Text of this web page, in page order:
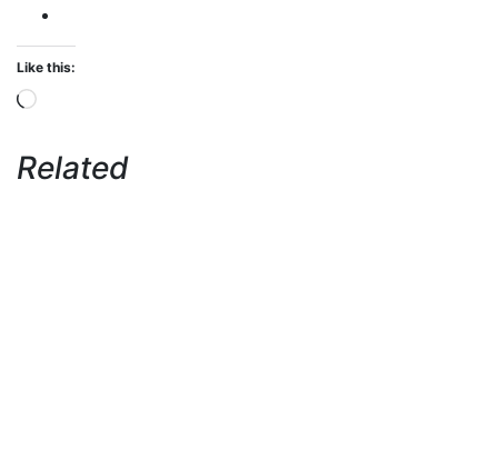
Like this:
Loading…
Related